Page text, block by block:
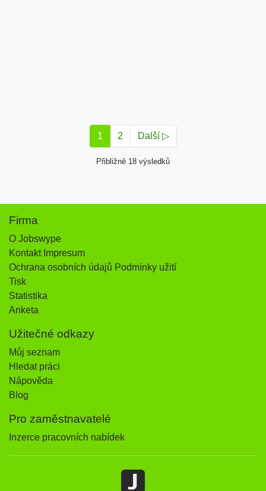
1 2 Další ▷
Přibližně 18 výsledků
Firma
O Jobswype
Kontakt Impresum
Ochrana osobních údajů Podmínky užití
Tisk
Statistika
Anketa
Užitečné odkazy
Můj seznam
Hledat práci
Nápověda
Blog
Pro zaměstnavatelé
Inzerce pracovních nabídek